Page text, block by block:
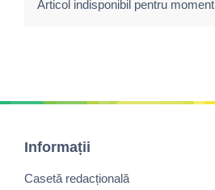
Articol indisponibil pentru moment
Informații
Casetă redacțională